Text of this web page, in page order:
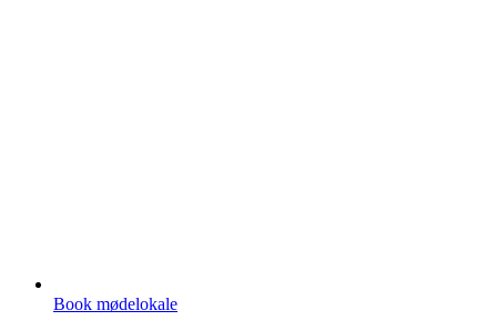
Book mødelokale